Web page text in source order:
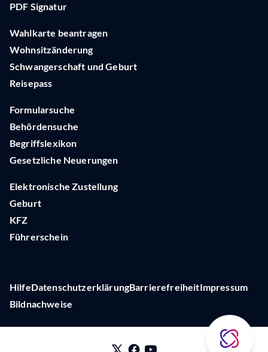
PDF Signatur
Wahlkarte beantragen
Wohnsitzänderung
Schwangerschaft und Geburt
Reisepass
Formularsuche
Behördensuche
Begriffslexikon
Gesetzliche Neuerungen
Elektronische Zustellung
Geburt
KFZ
Führerschein
HilfeDatenschutzerklärungBarrierefreiheitImpressum
Bildnachweise